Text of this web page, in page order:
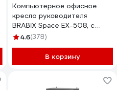
Компьютерное офисное
кресло руководителя
BRABIX Space EX-508, с
подлокотниками, эко кожа,
4.6(378)
В корзину